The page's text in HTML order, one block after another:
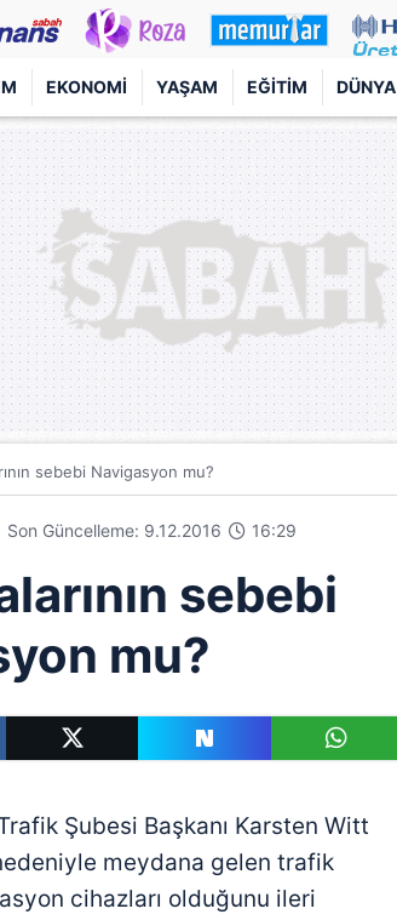
EKONOMI YAŞAM EĞITIM DÜNYA
sebebi Navigasyon mu?
Son Güncelleme: 9.12.2016 16:29
sebebi
mu?
Şubesi Başkanı Karsten Witt
meydana gelen trafik
cihazları olduğunu ileri